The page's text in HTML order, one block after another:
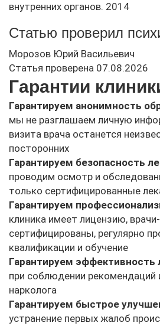
внутренних органов. 2014
Статью проверил
Морозов Юрий Васильевич
Статья проверена 07.08.2026
Гарантии
Гарантируем анонимность
мы не разглашаем личную
визита врача останется
посторонних
Гарантируем безопасность
проводим осмотр и
только сертифицированные
Гарантируем
клиника имеет лицензию,
сертифицированы, регулярно
квалификации и обучение
Гарантируем эффективность
при соблюдении рекомендаций
нарколога
Гарантируем быстрое
устранение первых жалоб